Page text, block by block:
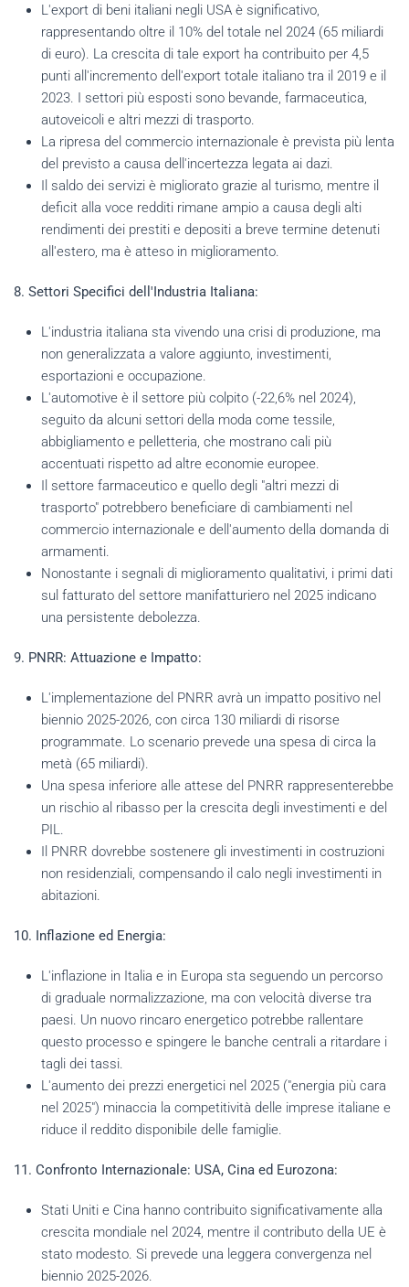
L'export di beni italiani negli USA è significativo,
rappresentando oltre il 10% del totale nel 2024 (65 miliardi
di euro). La crescita di tale export ha contribuito per 4,5
punti all'incremento dell'export totale italiano tra il 2019 e il
2023. I settori più esposti sono bevande, farmaceutica,
autoveicoli e altri mezzi di trasporto.
La ripresa del commercio internazionale è prevista più lenta
del previsto a causa dell'incertezza legata ai dazi.
Il saldo dei servizi è migliorato grazie al turismo, mentre il
deficit alla voce redditi rimane ampio a causa degli alti
rendimenti dei prestiti e depositi a breve termine detenuti
all'estero, ma è atteso in miglioramento.
8. Settori Specifici dell'Industria Italiana:
L'industria italiana sta vivendo una crisi di produzione, ma
non generalizzata a valore aggiunto, investimenti,
esportazioni e occupazione.
L'automotive è il settore più colpito (-22,6% nel 2024),
seguito da alcuni settori della moda come tessile,
abbigliamento e pelletteria, che mostrano cali più
accentuati rispetto ad altre economie europee.
Il settore farmaceutico e quello degli "altri mezzi di
trasporto" potrebbero beneficiare di cambiamenti nel
commercio internazionale e dell'aumento della domanda di
armamenti.
Nonostante i segnali di miglioramento qualitativi, i primi dati
sul fatturato del settore manifatturiero nel 2025 indicano
una persistente debolezza.
9. PNRR: Attuazione e Impatto:
L'implementazione del PNRR avrà un impatto positivo nel
biennio 2025-2026, con circa 130 miliardi di risorse
programmate. Lo scenario prevede una spesa di circa la
metà (65 miliardi).
Una spesa inferiore alle attese del PNRR rappresenterebbe
un rischio al ribasso per la crescita degli investimenti e del
PIL.
Il PNRR dovrebbe sostenere gli investimenti in costruzioni
non residenziali, compensando il calo negli investimenti in
abitazioni.
10. Inflazione ed Energia:
L'inflazione in Italia e in Europa sta seguendo un percorso
di graduale normalizzazione, ma con velocità diverse tra
paesi. Un nuovo rincaro energetico potrebbe rallentare
questo processo e spingere le banche centrali a ritardare i
tagli dei tassi.
L'aumento dei prezzi energetici nel 2025 ("energia più cara
nel 2025") minaccia la competitività delle imprese italiane e
riduce il reddito disponibile delle famiglie.
11. Confronto Internazionale: USA, Cina ed Eurozona:
Stati Uniti e Cina hanno contribuito significativamente alla
crescita mondiale nel 2024, mentre il contributo della UE è
stato modesto. Si prevede una leggera convergenza nel
biennio 2025-2026.